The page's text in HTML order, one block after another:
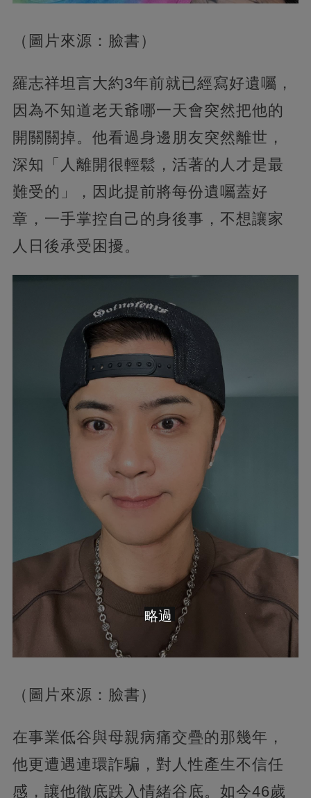
（圖片來源：臉書）
羅志祥坦言大約3年前就已經寫好遺囑，
因為不知道老天爺哪一天會突然把他的
開關關掉。他看過身邊朋友突然離世，
深知「人離開很輕鬆，活著的人才是最
難受的」，因此提前將每份遺囑蓋好
章，一手掌控自己的身後事，不想讓家
人日後承受困擾。
（圖片來源：臉書）
在事業低谷與母親病痛交疊的那幾年，
他更遭遇連環詐騙，對人性產生不信任
感，讓他徹底跌入情緒谷底。如今46歲
略過